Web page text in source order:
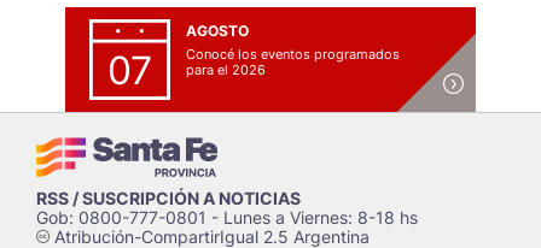
07
AGOSTO
Conocé los eventos programados
para el 2026
RSS / SUSCRIPCIÓN A NOTICIAS
Gob: 0800-777-0801 - Lunes a Viernes: 8-18 hs
cAtribución-CompartirIgual 2.5 Argentina